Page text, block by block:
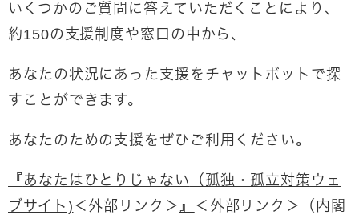
いくつかのご質問に答えていただくことにより、
約150の支援制度や窓口の中から、
あなたの状況にあった支援をチャットボットで探
すことができます。
あなたのための支援をぜひご利用ください。
『 あなたはひとりじゃない （孤独・孤立対策ウェ
ブサイト) ＜外部リンク＞』 ＜外部リンク＞
（内閣